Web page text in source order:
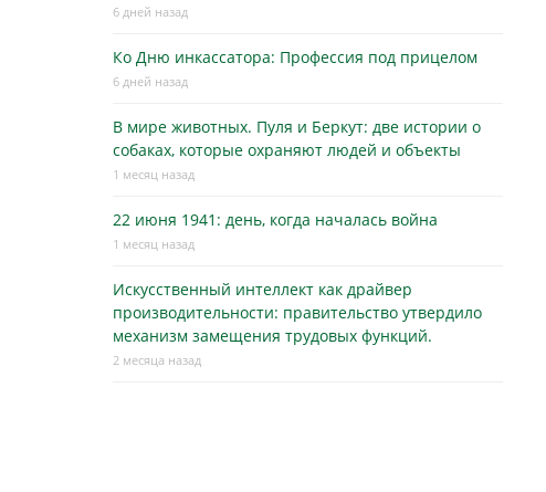
6 дней назад
Ко Дню инкассатора: Профессия под прицелом
6 дней назад
В мире животных. Пуля и Беркут: две истории о
собаках, которые охраняют людей и объекты
1 месяц назад
22 июня 1941: день, когда началась война
1 месяц назад
Искусственный интеллект как драйвер
производительности: правительство утвердило
механизм замещения трудовых функций.
2 месяца назад